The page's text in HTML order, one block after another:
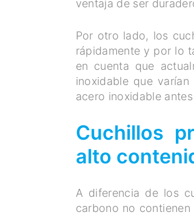
ventaja de ser
Por otro lado, los
rápidamente y por lo
en cuenta que
inoxidable que
acero inoxidable
Cuchillos
alto
A diferencia de los
carbono no contienen